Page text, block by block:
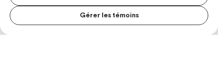
Gérer les témoins
MENU